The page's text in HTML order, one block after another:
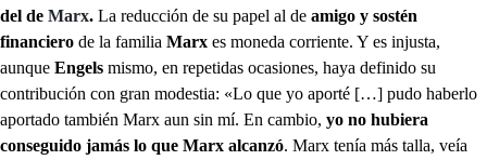
del de Marx. La reducción de su papel al de amigo y sostén
financiero de la familia Marx es moneda corriente. Y es injusta,
aunque Engels mismo, en repetidas ocasiones, haya definido su
contribución con gran modestia: «Lo que yo aporté […] pudo haberlo
aportado también Marx aun sin mí. En cambio, yo no hubiera
conseguido jamás lo que Marx alcanzó. Marx tenía más talla, veía